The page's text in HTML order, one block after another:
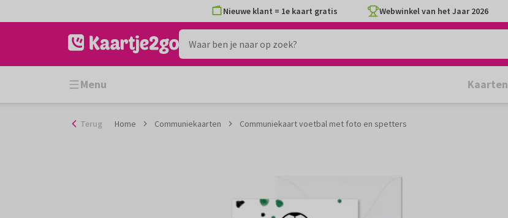
naar
Nieuwe klant = 1e kaart gratis Webwinkel van het Jaar 2026
Menu Kaarten
Terug Home Communiekaarten Communiekaart voetbal met foto en spetters